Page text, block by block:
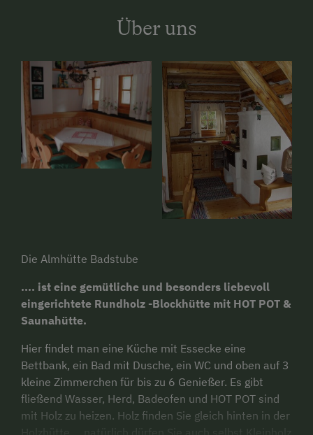
Über uns
Die Almhütte Badstube
.... ist eine gemütliche und besonders liebevoll
eingerichtete Rundholz -Blockhütte mit HOT POT &
Saunahütte.
Hier findet man eine Küche mit Essecke eine
Bettbank, ein Bad mit Dusche, ein WC und oben auf 3
kleine Zimmerchen für bis zu 6 Genießer. Es gibt
fließend Wasser, Herd, Badeofen und HOT POT sind
mit Holz zu heizen. Holz finden Sie gleich hinten in der